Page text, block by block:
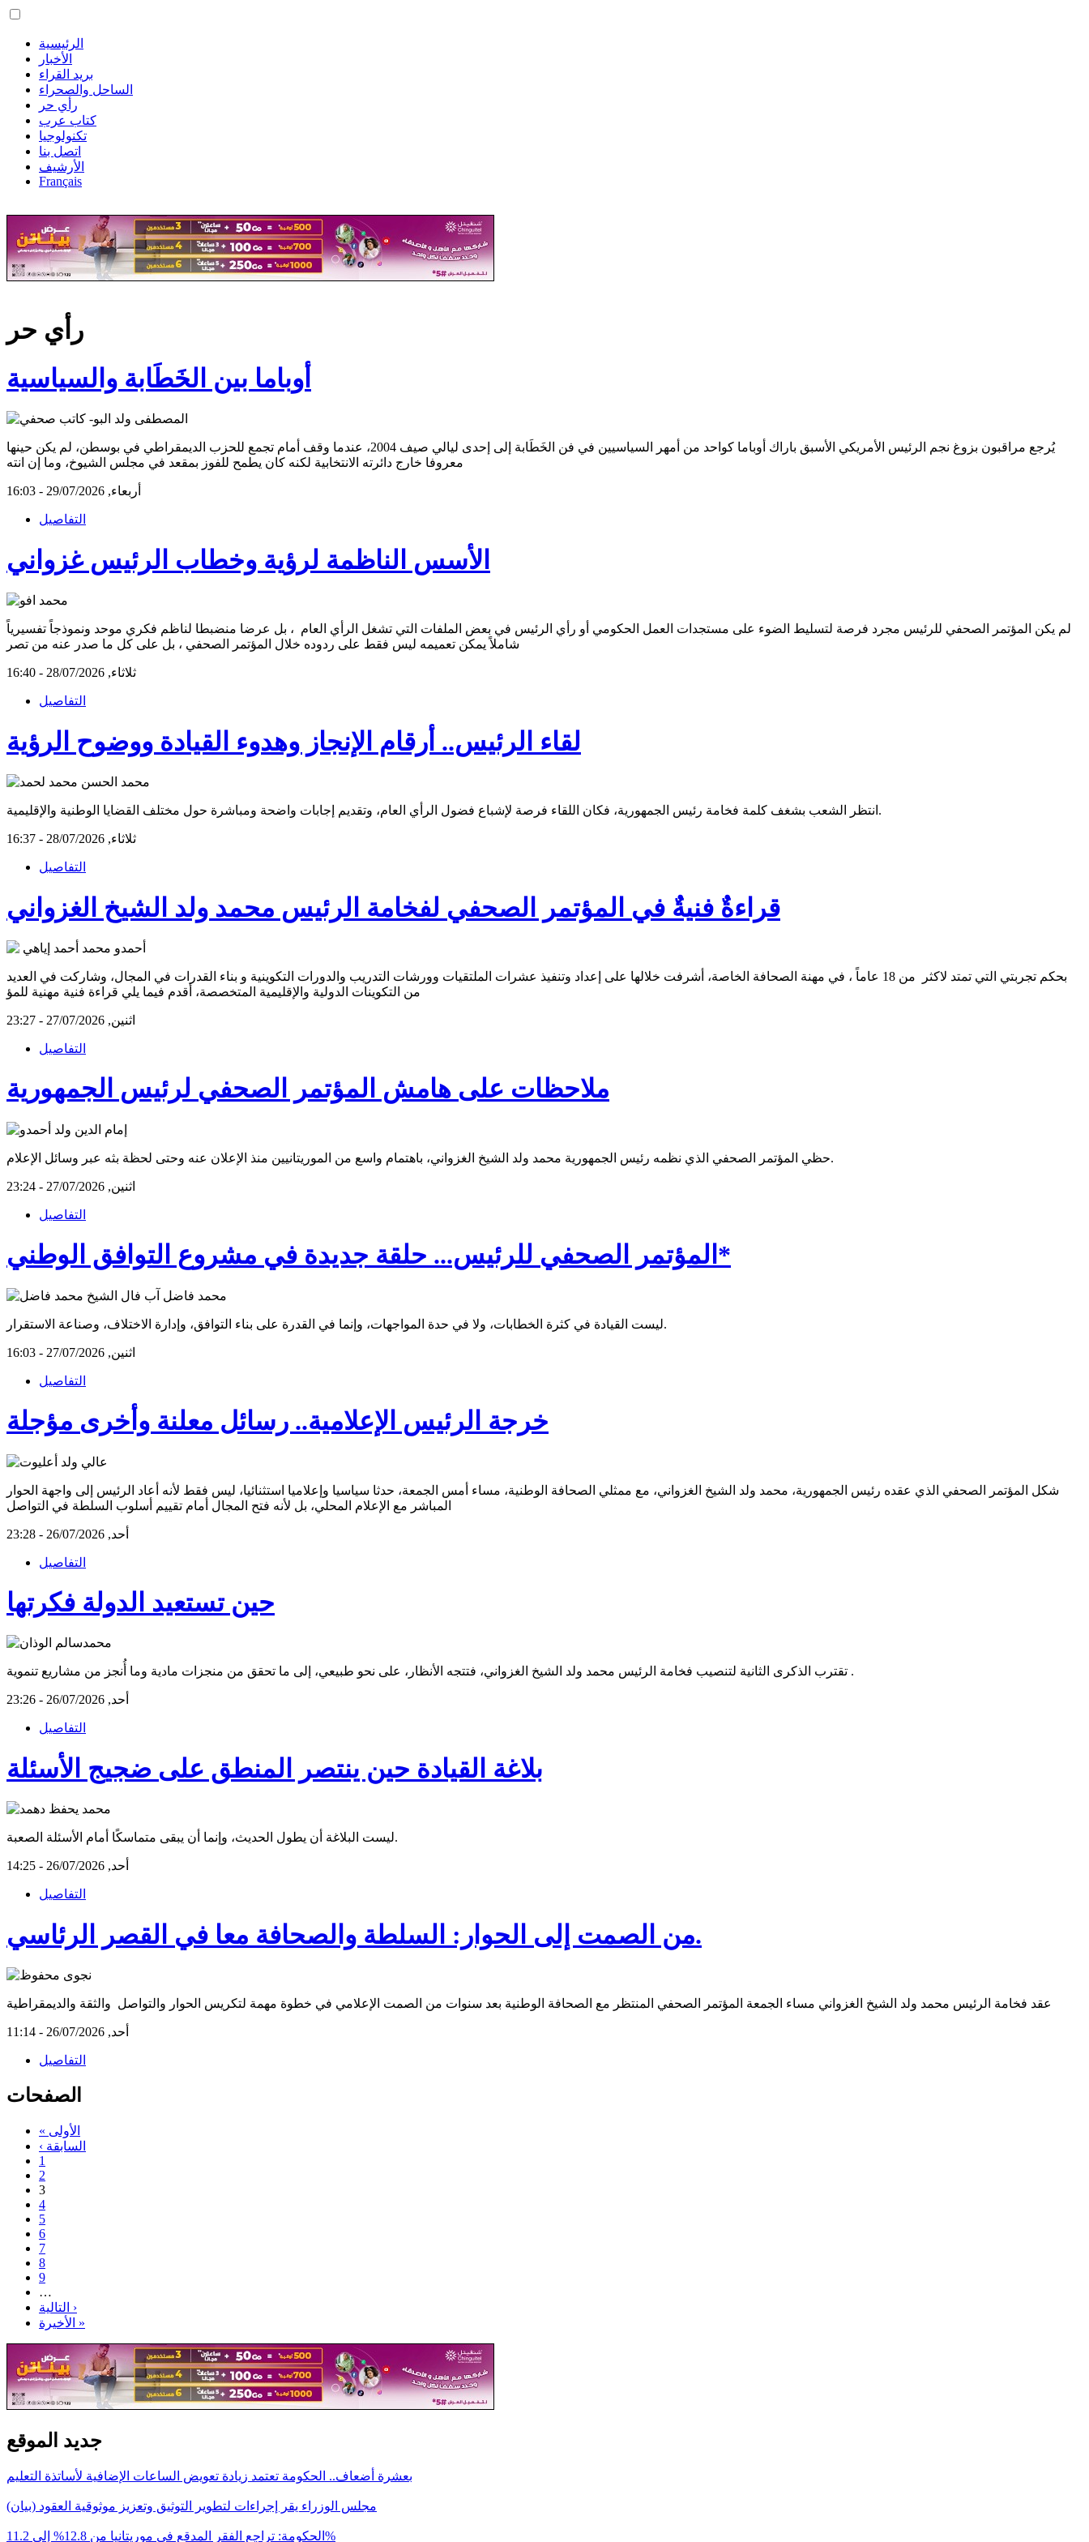
الرئيسية
الأخبار
بريد القراء
الساحل والصحراء
رأي حر
كتاب عرب
تكنولوجيا
اتصل بنا
الأرشيف
Français
رأي حر
أوباما بين الخَطَابة والسياسية
يُرجع مراقبون بزوغ نجم الرئيس الأمريكي الأسبق باراك أوباما كواحد من أمهر السياسيين في فن الخَطَابة إلى إحدى ليالي صيف 2004، عندما وقف أمام تجمع للحزب الديمقراطي في بوسطن، لم يكن حينها
معروفا خارج دائرته الانتخابية لكنه كان يطمح للفوز بمقعد في مجلس الشيوخ، وما إن انته
أربعاء, 29/07/2026 - 16:03
التفاصيل
الأسس الناظمة لرؤية وخطاب الرئيس غزواني
لم يكن المؤتمر الصحفي للرئيس مجرد فرصة لتسليط الضوء على مستجدات العمل الحكومي أو رأي الرئيس في بعض الملفات التي تشغل الرأي العام ، بل عرضا منضبطا لناظم فكري موحد ونموذجاً تفسيرياً
شاملاً يمكن تعميمه ليس فقط على ردوده خلال المؤتمر الصحفي ، بل على كل ما صدر عنه من تصر
ثلاثاء, 28/07/2026 - 16:40
التفاصيل
لقاء الرئيس.. أرقام الإنجاز وهدوء القيادة ووضوح الرؤية
انتظر الشعب بشغف كلمة فخامة رئيس الجمهورية، فكان اللقاء فرصة لإشباع فضول الرأي العام، وتقديم إجابات واضحة ومباشرة حول مختلف القضايا الوطنية والإقليمية.
ثلاثاء, 28/07/2026 - 16:37
التفاصيل
قراءةٌ فنيةٌ في المؤتمر الصحفي لفخامة الرئيس محمد ولد الشيخ الغزواني
بحكم تجربتي التي تمتد لاكثر من 18 عاماً ، في مهنة الصحافة الخاصة، أشرفت خلالها على إعداد وتنفيذ عشرات الملتقيات وورشات التدريب والدورات التكوينية و بناء القدرات في المجال، وشاركت في العديد
من التكوينات الدولية والإقليمية المتخصصة، أقدم فيما يلي قراءة فنية مهنية للمؤ
اثنين, 27/07/2026 - 23:27
التفاصيل
ملاحظات على هامش المؤتمر الصحفي لرئيس الجمهورية
حظي المؤتمر الصحفي الذي نظمه رئيس الجمهورية محمد ولد الشيخ الغزواني، باهتمام واسع من الموريتانيين منذ الإعلان عنه وحتى لحظة بثه عبر وسائل الإعلام.
اثنين, 27/07/2026 - 23:24
التفاصيل
المؤتمر الصحفي للرئيس... حلقة جديدة في مشروع التوافق الوطني*
ليست القيادة في كثرة الخطابات، ولا في حدة المواجهات، وإنما في القدرة على بناء التوافق، وإدارة الاختلاف، وصناعة الاستقرار.
اثنين, 27/07/2026 - 16:03
التفاصيل
خرجة الرئيس الإعلامية.. رسائل معلنة وأخرى مؤجلة
شكل المؤتمر الصحفي الذي عقده رئيس الجمهورية، محمد ولد الشيخ الغزواني، مع ممثلي الصحافة الوطنية، مساء أمس الجمعة، حدثا سياسيا وإعلاميا استثنائيا، ليس فقط لأنه أعاد الرئيس إلى واجهة الحوار
المباشر مع الإعلام المحلي، بل لأنه فتح المجال أمام تقييم أسلوب السلطة في التواصل
أحد, 26/07/2026 - 23:28
التفاصيل
حين تستعيد الدولة فكرتها
تقترب الذكرى الثانية لتنصيب فخامة الرئيس محمد ولد الشيخ الغزواني، فتتجه الأنظار، على نحو طبيعي، إلى ما تحقق من منجزات مادية وما أُنجز من مشاريع تنموية .
أحد, 26/07/2026 - 23:26
التفاصيل
بلاغة القيادة حين ينتصر المنطق على ضجيج الأسئلة
ليست البلاغة أن يطول الحديث، وإنما أن يبقى متماسكًا أمام الأسئلة الصعبة.
أحد, 26/07/2026 - 14:25
التفاصيل
من الصمت إلى الحوار: السلطة والصحافة معا في القصر الرئاسي.
أحد, 26/07/2026 - 11:14
التفاصيل
الصفحات
« الأولى
‹ السابقة
1
2
3
4
5
6
7
8
9
…
التالية ›
الأخيرة »
جديد الموقع
بعشرة أضعاف.. الحكومة تعتمد زيادة تعويض الساعات الإضافية لأساتذة التعليم
مجلس الوزراء يقر إجراءات لتطوير التوثيق وتعزيز موثوقية العقود (بيان)
الحكومة: تراجع الفقر المدقع في موريتانيا من 12.8% إلى 11.2%